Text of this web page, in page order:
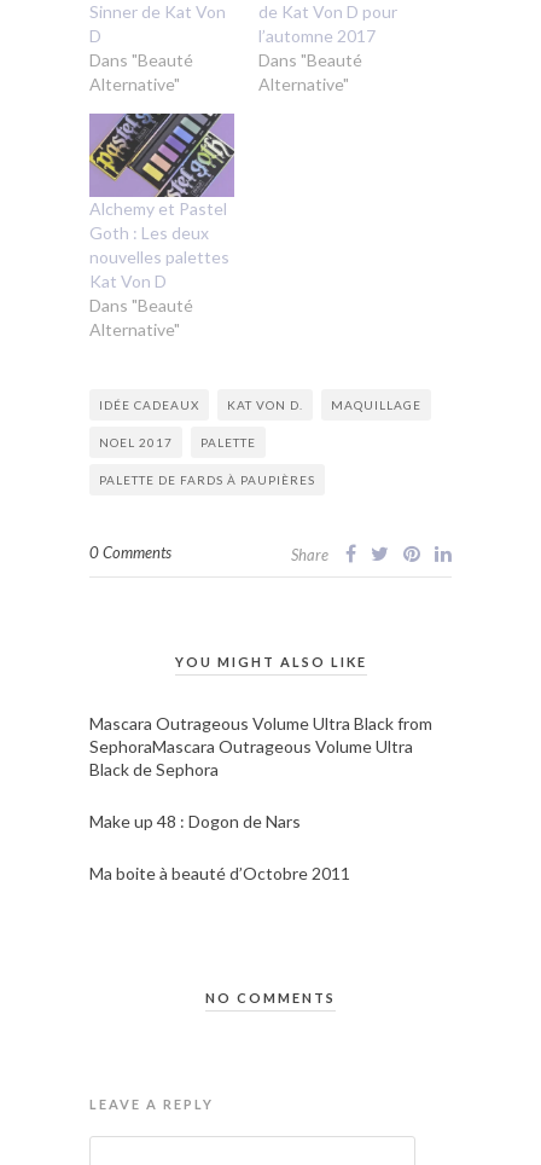
Sinner de Kat Von
D
Dans "Beauté
Alternative"
de Kat Von D pour
l’automne 2017
Dans "Beauté
Alternative"
Alchemy et Pastel
Goth : Les deux
nouvelles palettes
Kat Von D
Dans "Beauté
Alternative"
IDÉE CADEAUX KAT VON D. MAQUILLAGE
NOEL 2017 PALETTE
PALETTE DE FARDS À PAUPIÈRES
0 Comments Share
YOU MIGHT ALSO LIKE
Mascara Outrageous Volume Ultra Black from
SephoraMascara Outrageous Volume Ultra
Black de Sephora
Make up 48 : Dogon de Nars
Ma boite à beauté d’Octobre 2011
NO COMMENTS
LEAVE A REPLY